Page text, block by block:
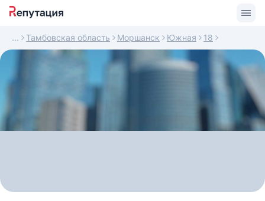
Тамбовская область Моршанск Южная 18